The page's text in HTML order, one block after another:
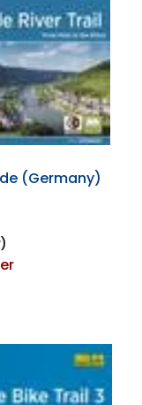
(Germany)